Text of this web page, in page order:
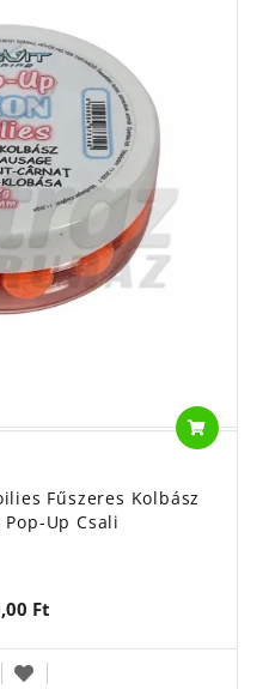
Fűszeres Kolbász
Up Csali
Ft